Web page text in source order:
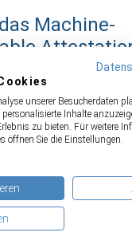
Machine-
wurde in der
Security
geändert und
finalen Version
MRSM und
unserer Besucherdaten
personalisierte Inhalte
zu bieten. Für weitere
öffnen Sie die Einstellungen.